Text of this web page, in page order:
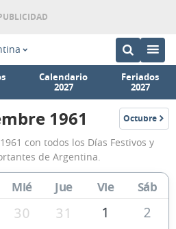
Calendario
2027
Feriados
2027
Calendario
Septiembre
1961
de
Argentina
1961 Octubre
1961
con todos los Días Festivos y
de Argentina.
Mié Jue Vie Sáb
30 31 1
2